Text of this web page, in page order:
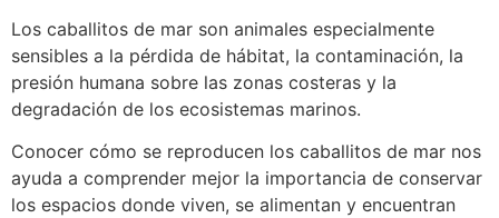
Los caballitos de mar son animales especialmente
sensibles a la pérdida de hábitat, la contaminación, la
presión humana sobre las zonas costeras y la
degradación de los ecosistemas marinos.
Conocer cómo se reproducen los caballitos de mar nos
ayuda a comprender mejor la importancia de conservar
los espacios donde viven, se alimentan y encuentran